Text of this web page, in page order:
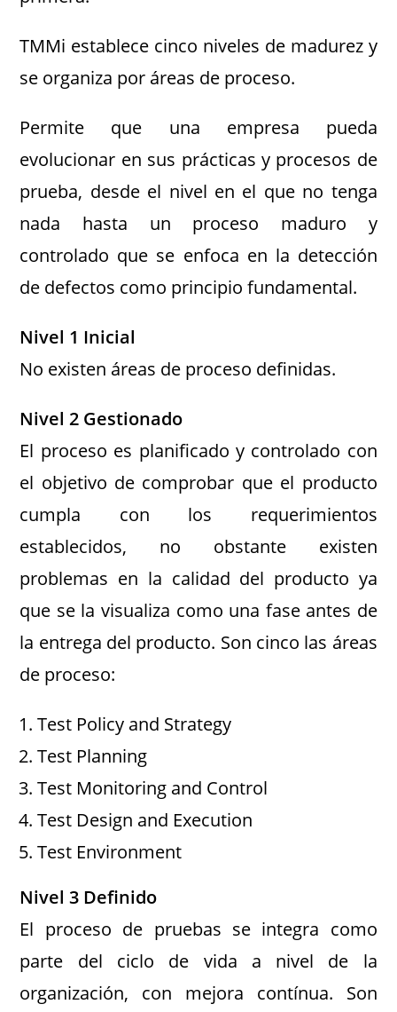
TMMi establece cinco niveles de madurez y
se organiza por áreas de proceso.
Permite que una empresa pueda
evolucionar en sus prácticas y procesos de
prueba, desde el nivel en el que no tenga
nada hasta un proceso maduro y
controlado que se enfoca en la detección
de defectos como principio fundamental.
Nivel 1 Inicial
No existen áreas de proceso definidas.
Nivel 2 Gestionado
El proceso es planificado y controlado con
el objetivo de comprobar que el producto
cumpla con los requerimientos
establecidos, no obstante existen
problemas en la calidad del producto ya
que se la visualiza como una fase antes de
la entrega del producto. Son cinco las áreas
de proceso:
Test Policy and Strategy
Test Planning
Test Monitoring and Control
Test Design and Execution
Test Environment
Nivel 3 Definido
El proceso de pruebas se integra como
parte del ciclo de vida a nivel de la
organización, con mejora contínua. Son